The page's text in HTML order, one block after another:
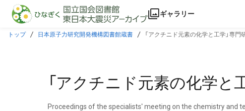
本文に飛ぶ
ギャラリー
トップ 日本原子力研究開発機構図書館蔵書 「アクチニド元素の化学と工学」専門
「アクチニド元素の化学と
Proceedings of the specialists' meeting on the chemistry and